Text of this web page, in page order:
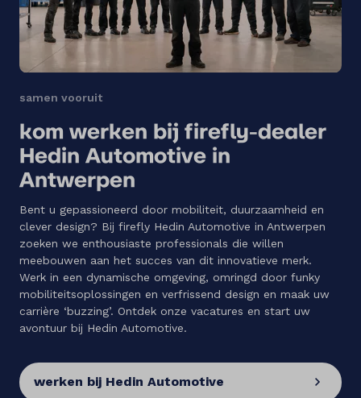
samen vooruit
kom werken bij firefly-dealer
Hedin Automotive in
Antwerpen
Bent u gepassioneerd door mobiliteit, duurzaamheid en
clever design? Bij firefly Hedin Automotive in Antwerpen
zoeken we enthousiaste professionals die willen
meebouwen aan het succes van dit innovatieve merk.
Werk in een dynamische omgeving, omringd door funky
mobiliteitsoplossingen en verfrissend design en maak uw
carrière ‘buzzing’. Ontdek onze vacatures en start uw
avontuur bij Hedin Automotive.
werken bij Hedin Automotive